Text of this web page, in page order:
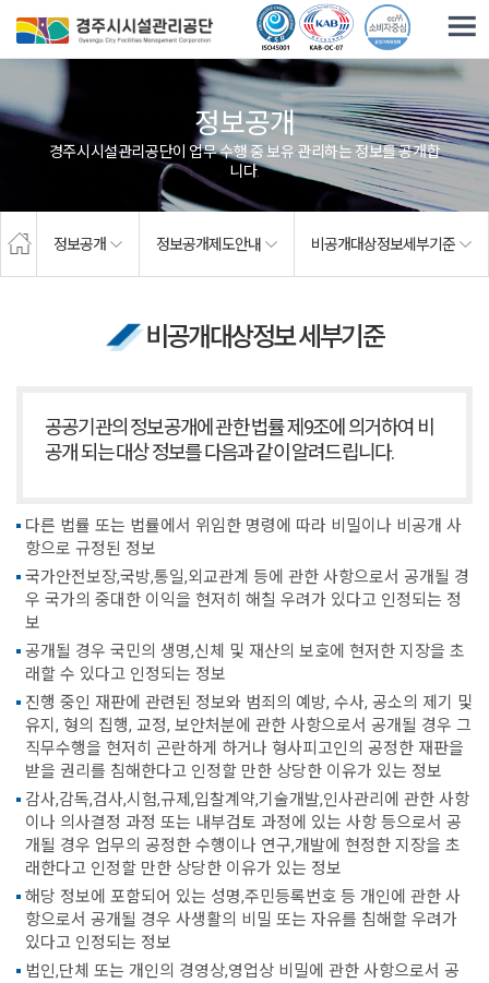
정보공개
경주시시설관리공단이 업무 수행 중 보유·관리하는 정보를 공개합
니다.
정보공개 정보공개제도안내 비공개대상정보세부기준
비공개대상정보 세부기준
공공기관의 정보공개에 관한 법률 제9조에 의거하여 비
공개 되는 대상 정보를 다음과 같이 알려드립니다.
다른 법률 또는 법률에서 위임한 명령에 따라 비밀이나 비공개 사
항으로 규정된 정보
국가안전보장,국방,통일,외교관계 등에 관한 사항으로서 공개될 경
우 국가의 중대한 이익을 현저히 해칠 우려가 있다고 인정되는 정
보
공개될 경우 국민의 생명,신체 및 재산의 보호에 현저한 지장을 초
래할 수 있다고 인정되는 정보
진행 중인 재판에 관련된 정보와 범죄의 예방, 수사, 공소의 제기 및
유지, 형의 집행, 교정, 보안처분에 관한 사항으로서 공개될 경우 그
직무수행을 현저히 곤란하게 하거나 형사피고인의 공정한 재판을
받을 권리를 침해한다고 인정할 만한 상당한 이유가 있는 정보
감사,감독,검사,시험,규제,입찰계약,기술개발,인사관리에 관한 사항
이나 의사결정 과정 또는 내부검토 과정에 있는 사항 등으로서 공
개될 경우 업무의 공정한 수행이나 연구,개발에 현정한 지장을 초
래한다고 인정할 만한 상당한 이유가 있는 정보
해당 정보에 포함되어 있는 성명,주민등록번호 등 개인에 관한 사
항으로서 공개될 경우 사생활의 비밀 또는 자유를 침해할 우려가
있다고 인정되는 정보
법인,단체 또는 개인의 경영상,영업상 비밀에 관한 사항으로서 공